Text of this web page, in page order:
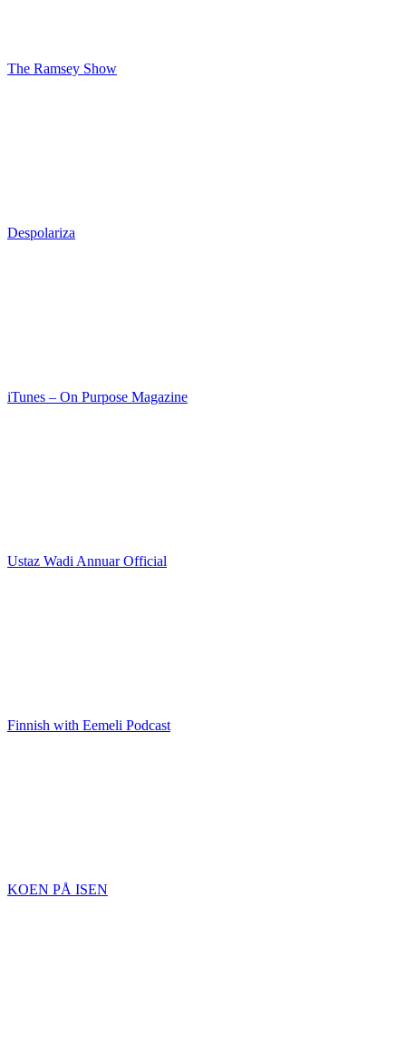
The Ramsey Show
Despolariza
iTunes – On Purpose Magazine
Ustaz Wadi Annuar Official
Finnish with Eemeli Podcast
KOEN PÅ ISEN